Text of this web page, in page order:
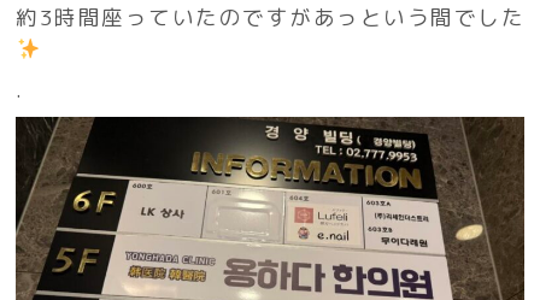
約3時間座っていたのですがあっという間でした
.